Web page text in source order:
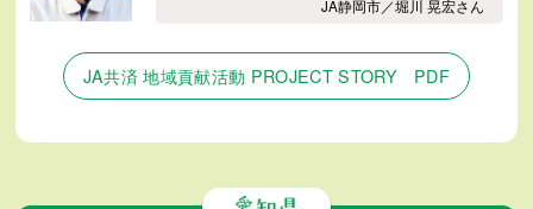
JA静岡市／堀川 晃宏さん
JA共済 地域貢献活動 PROJECT STORY PDF